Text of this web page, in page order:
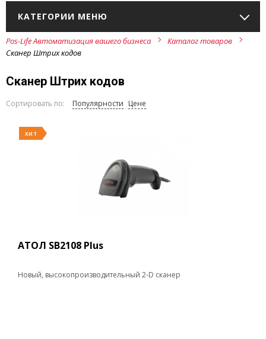
КАТЕГОРИИ МЕНЮ
Pos-Life Автоматизация вашего бизнеса
Каталог товаров
Сканер Штрих кодов
Сканер Штрих кодов
Сортировать по: Популярности Цене
ХИТ
АТОЛ SB2108 Plus
Новый, высокопроизводительный 2-D сканер